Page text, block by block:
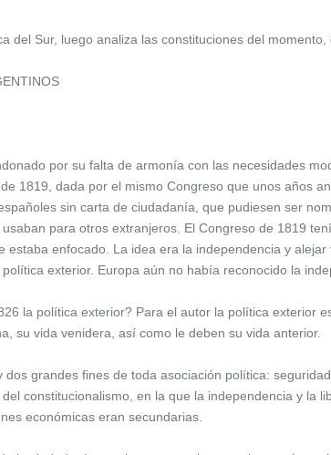
del Sur, luego analiza las constituciones del
por su falta de armonía con las necesidades
1819, dada por el mismo Congreso que unos años
sin carta de ciudadanía, que pudiesen ser
para otros extranjeros. El Congreso de 1819
estaba enfocado. La idea era la independencia y
exterior. Europa aún no había reconocido la
la política exterior? Para el autor la política exterior
su vida venidera, así como le deben su vida anterior.
grandes fines de toda asociación política:
constitucionalismo, en la que la independencia y la
económicas eran secundarias.